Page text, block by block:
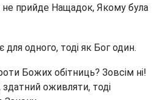
прийде Нащадок, Якому була
одного, тоді як Бог один.
Божих обітниць? Зовсім ні!
оживляти, тоді